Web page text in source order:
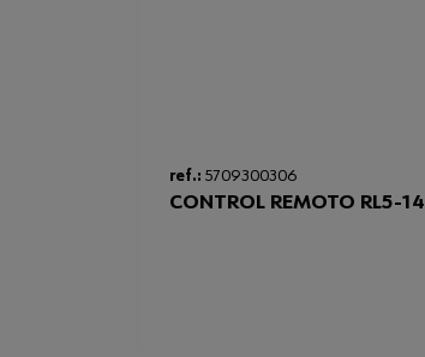
ref.: 5709300306
CONTROL REMOTO RL5-14